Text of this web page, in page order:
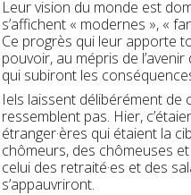
Leur vision du monde est
s’affichent « modernes », «
Ce progrès qui leur apporte
pouvoir, au mépris de
qui subiront les
Iels laissent délibérément de
ressemblent pas. Hier,
étranger·ères qui étaient la
chômeurs, des chômeuses
celui des retraité·es et des
s’appauvriront.